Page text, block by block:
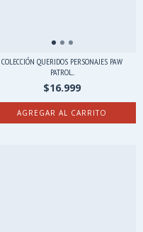
COLECCIÓN QUERIDOS PERSONAJES PAW
PATROL...
$16.999
AGREGAR AL CARRITO